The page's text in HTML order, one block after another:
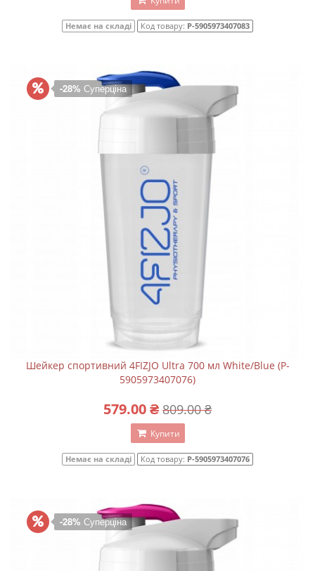
Немає на складі Код товару: P-5905973407083
-28% Суперціна
Шейкер спортивний 4FIZJO Ultra 700 мл White/Blue (P-
5905973407076)
579.00 ₴ 809.00 ₴
Купити
Немає на складі Код товару: P-5905973407076
-28% Суперціна